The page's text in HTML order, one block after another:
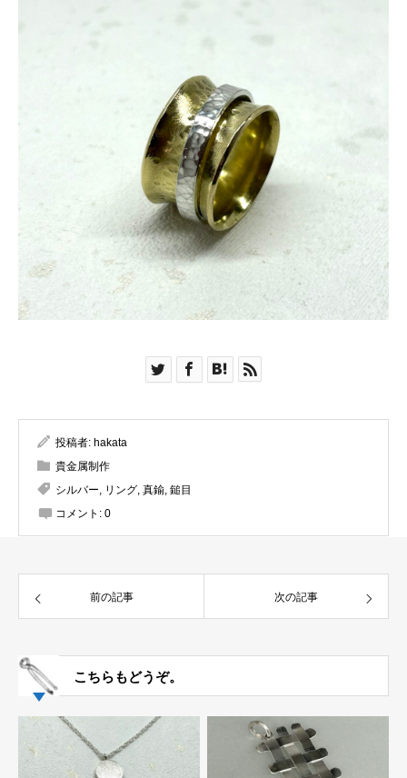
投稿者: hakata
貴金属制作
シルバー, リング, 真鍮, 鎚目
コメント: 0
前の記事 次の記事
こちらもどうぞ。